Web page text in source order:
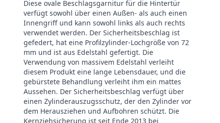
Marke
Intersteel
Diese ovale Beschlagsgarnitur für die Hintertür
verfügt sowohl über einen Außen- als auch einen
Innengriff und kann sowohl links als auch rechts
verwendet werden. Der Sicherheitsbeschlag ist
gefedert, hat eine Profilzylinder-Lochgröße von 72
mm und ist aus Edelstahl gefertigt. Die
Verwendung von massivem Edelstahl verleiht
diesem Produkt eine lange Lebensdauer, und die
gebürstete Behandlung verleiht ihm ein mattes
Aussehen. Der Sicherheitsbeschlag verfügt über
einen Zylinderauszugsschutz, der den Zylinder vor
dem Herausziehen und Aufbohren schützt. Die
Kernziehsicherung ist seit Ende 2013 bei